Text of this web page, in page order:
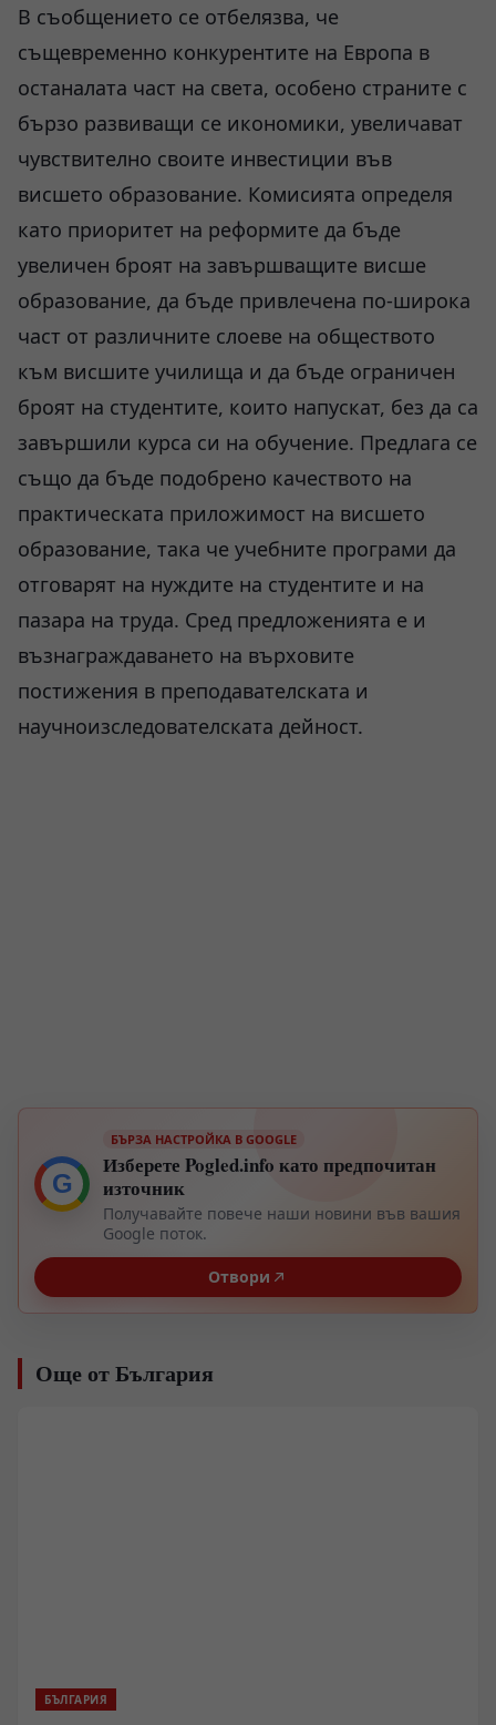
В съобщението се отбелязва, че
същевременно конкурентите на Европа в
останалата част на света, особено страните с
бързо развиващи се икономики, увеличават
чувствително своите инвестиции във
висшето образование. Комисията определя
като приоритет на реформите да бъде
увеличен броят на завършващите висше
образование, да бъде привлечена по-широка
част от различните слоеве на обществото
към висшите училища и да бъде ограничен
броят на студентите, които напускат, без да са
завършили курса си на обучение. Предлага се
също да бъде подобрено качеството на
практическата приложимост на висшето
образование, така че учебните програми да
отговарят на нуждите на студентите и на
пазара на труда. Сред предложенията е и
възнаграждаването на върховите
постижения в преподавателската и
научноизследователската дейност.
G
БЪРЗА НАСТРОЙКА В GOOGLE
Изберете Pogled.info като предпочитан
източник
Получавайте повече наши новини във вашия
Google поток.
Отвори
Още от България
БЪЛГАРИЯ